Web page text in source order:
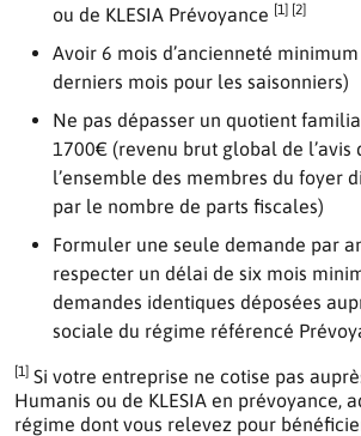
ou de KLESIA Prévoyance [1] [2]
Avoir 6 mois d’ancienneté
derniers mois pour les saisonniers)
Ne pas dépasser un quotient
1700€ (revenu brut global de l’avis
l’ensemble des membres du foyer
par le nombre de parts fiscales)
Formuler une seule demande par
respecter un délai de six mois
demandes identiques déposées
sociale du régime référencé
[1] Si votre entreprise ne cotise pas
Humanis ou de KLESIA en prévoyance,
régime dont vous relevez pour